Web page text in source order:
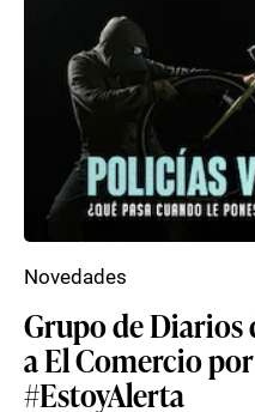
Grupo de Diarios
a El Comercio
#EstoyAlerta
Novedades